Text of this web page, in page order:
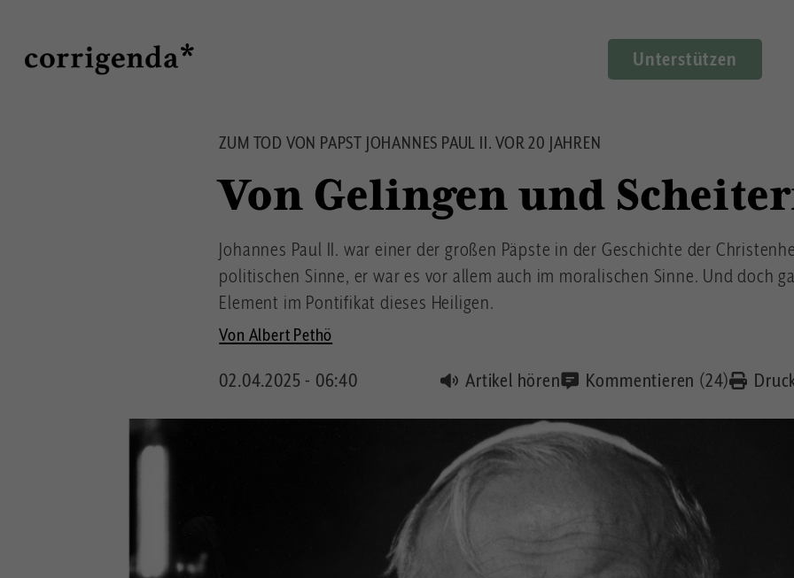
Inhalt
Unterstützen
ZUM TOD VON PAPST JOHANNES PAUL II. VOR 20 JAHREN
Von Gelingen und
Johannes Paul II. war einer der großen Päpste in der Geschichte der
politischen Sinne, er war es vor allem auch im moralischen Sinne. Und doch
Element im Pontifikat dieses Heiligen.
Von Albert Pethö
02.04.2025 - 06:40 Artikel hören Kommentieren (24)